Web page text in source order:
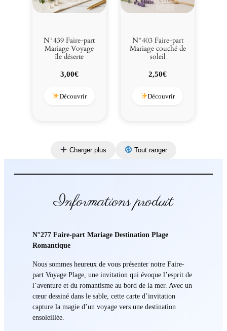
N°439 Faire-part
Mariage Voyage
île déserte
3,00€
Découvrir
N°403 Faire-part
Mariage couché de
soleil
2,50€
Découvrir
Charger plus Tout ranger
Informations produit
N°277 Faire-part Mariage Destination Plage
Romantique
Nous sommes heureux de vous présenter notre Faire-
part Voyage Plage, une invitation qui évoque l’esprit de
l’aventure et du romantisme au bord de la mer. Avec un
cœur dessiné dans le sable, cette carte d’invitation
capture la magie d’un voyage vers une destination
ensoleillée.